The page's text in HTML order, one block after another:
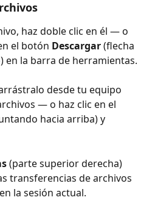
haz doble clic en él — o
el botón Descargar (flecha
en la barra de herramientas.
desde tu equipo
— o haz clic en el
hacia arriba) y
(parte superior derecha)
transferencias de archivos
la sesión actual.